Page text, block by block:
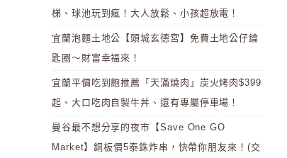
梯、球池玩到瘋！大人放鬆、小孩超放電！
宜蘭泡麵土地公【頭城玄德宮】免費土地公仔鑰
匙圈～財富幸福來！
宜蘭平價吃到飽推薦「天滿燒肉」炭火烤肉$399
起、大口吃肉自製牛丼、還有專屬停車場！
曼谷最不想分享的夜市【Save One GO
Market】銅板價5泰銖炸串，快帶你朋友來！(交